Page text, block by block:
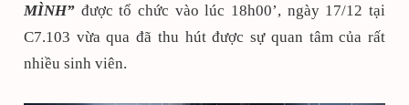
MÌNH” được tổ chức vào lúc 18h00’, ngày 17/12 tại
C7.103 vừa qua đã thu hút được sự quan tâm của rất
nhiều sinh viên.